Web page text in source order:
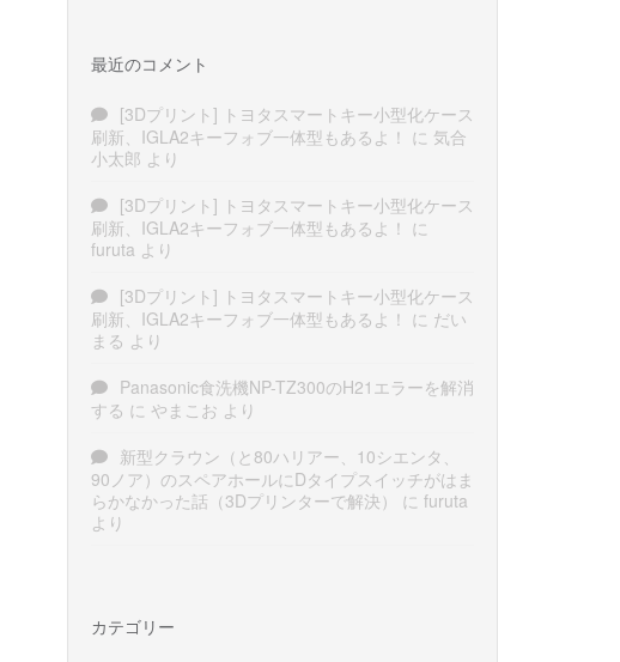
最近のコメント
[3Dプリント] トヨタスマートキー小型化ケース
刷新、IGLA2キーフォブ一体型もあるよ！ に 気合
小太郎 より
[3Dプリント] トヨタスマートキー小型化ケース
刷新、IGLA2キーフォブ一体型もあるよ！ に
furuta より
[3Dプリント] トヨタスマートキー小型化ケース
刷新、IGLA2キーフォブ一体型もあるよ！ に だい
まる より
Panasonic食洗機NP-TZ300のH21エラーを解消
する に やまこお より
新型クラウン（と80ハリアー、10シエンタ、
90ノア）のスペアホールにDタイプスイッチがはま
らかなかった話（3Dプリンターで解決）
に furuta
より
カテゴリー